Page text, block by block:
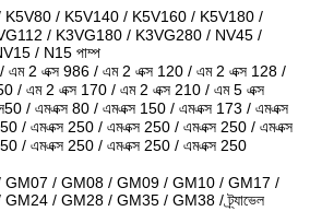
K5V80 / K5V140 / K5V160 / K5V180 /
/ K3VG180 / K3VG280 / NV45 /
/ N15 পাম্প
এম 2 এক্স 986 / এম 2 এক্স 120 / এম 2 এক্স 128 /
/ এম 2 এক্স 170 / এম 2 এক্স 210 / এম 5 এক্স
/ এমএক্স 80 / এমএক্স 150 / এমএক্স 173 / এমএক্স
/ এমএক্স 250 / এমএক্স 250 / এমএক্স 250 / এমএক্স
/ এমএক্স 250 / এমএক্স 250 / এমএক্স 250
/ GM08 / GM09 / GM10 / GM17 /
/ GM28 / GM35 / GM38 / ট্র্যাভেল